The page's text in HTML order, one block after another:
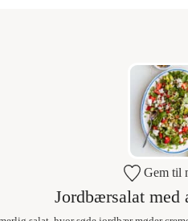
Gem til
Jordbærsalat med